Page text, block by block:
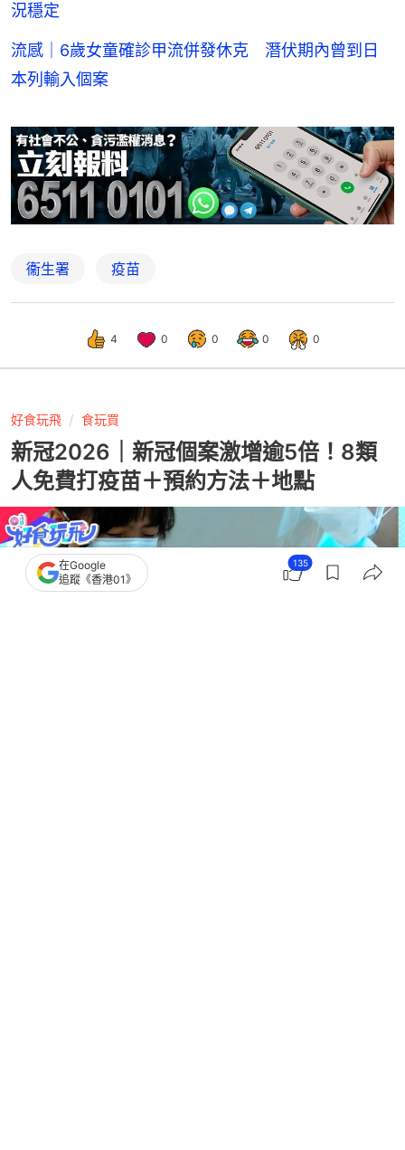
況穩定
流感｜6歲女童確診甲流併發休克 潛伏期內曾到日
本列輸入個案
衞生署 疫苗
4 0 0 0 0
好食玩飛 食玩買
新冠2026｜新冠個案激增逾5倍！8類
人免費打疫苗＋預約方法＋地點
在Google
追蹤《香港01》
135